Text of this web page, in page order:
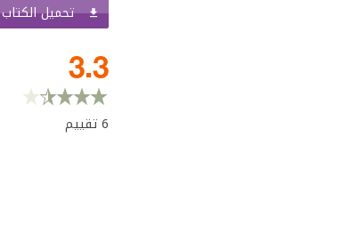
تحميل الكتاب
3.3
6تقييم